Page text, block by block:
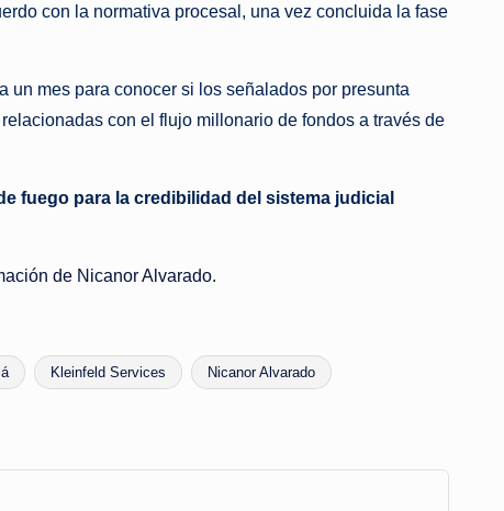
con la normativa procesal, una vez concluida la fase
un mes para conocer si los señalados por presunta
con el flujo millonario de fondos a través de
fuego para la credibilidad del sistema judicial
de Nicanor Alvarado.
Kleinfeld Services Nicanor Alvarado